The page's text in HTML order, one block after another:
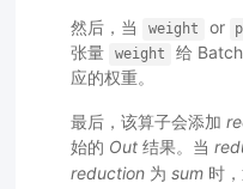
然后，当 weight or
张量 weight
给
应的权重。
最后，该算子会添加
始的 Out 结果。当
reduction 为 sum 时